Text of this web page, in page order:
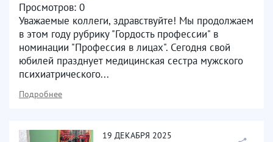
Просмотров: 0
Уважаемые коллеги, здравствуйте! Мы продолжаем
в этом году рубрику "Гордость профессии" в
номинации "Профессия в лицах". Сегодня свой
юбилей празднует медицинская сестра мужского
психиатрического...
Подробнее
19 ДЕКАБРЯ 2025